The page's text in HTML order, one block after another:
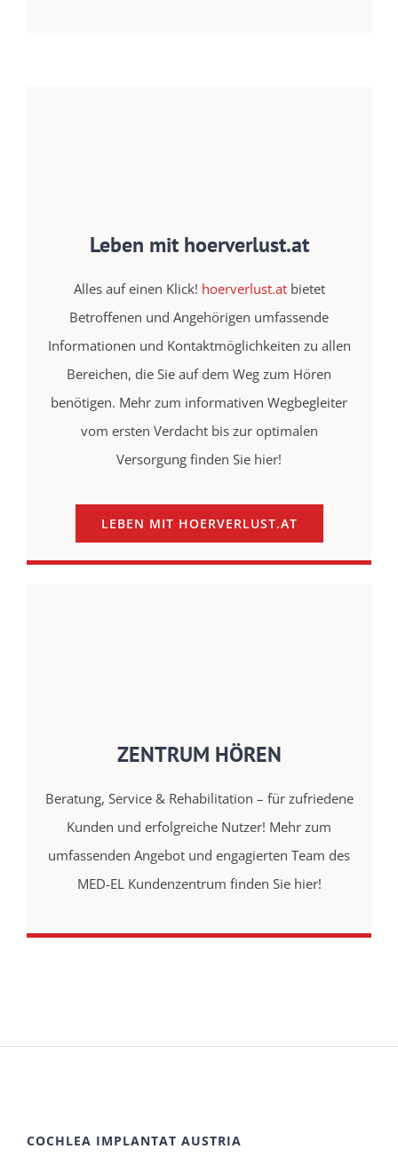
Leben mit hoerverlust.at
Alles auf einen Klick! hoerverlust.atbietet
Betroffenen und Angehörigen umfassende
Informationen und Kontaktmöglichkeiten zu allen
Bereichen, die Sie auf dem Weg zum Hören
benötigen. Mehr zum informativen Wegbegleiter
vom ersten Verdacht bis zur optimalen
Versorgung finden Sie hier!
LEBEN MIT HOERVERLUST.AT
ZENTRUM HÖREN
Beratung, Service & Rehabilitation – für zufriedene
Kunden und erfolgreiche Nutzer! Mehr zum
umfassenden Angebot und engagierten Team des
MED-EL Kundenzentrum finden Sie hier!
COCHLEA IMPLANTAT AUSTRIA